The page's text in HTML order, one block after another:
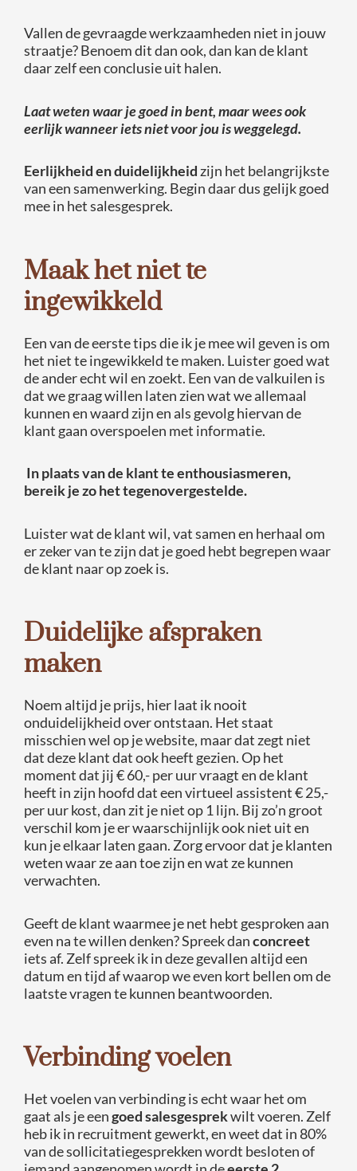
Vallen de gevraagde werkzaamheden niet in jouw
straatje? Benoem dit dan ook, dan kan de klant
daar zelf een conclusie uit halen.
Laat weten waar je goed in bent, maar wees ook
eerlijk wanneer iets niet voor jou is weggelegd.
Eerlijkheid en duidelijkheid zijn het belangrijkste
van een samenwerking. Begin daar dus gelijk goed
mee in het salesgesprek.
Maak het niet te
ingewikkeld
Een van de eerste tips die ik je mee wil geven is om
het niet te ingewikkeld te maken. Luister goed wat
de ander echt wil en zoekt. Een van de valkuilen is
dat we graag willen laten zien wat we allemaal
kunnen en waard zijn en als gevolg hiervan de
klant gaan overspoelen met informatie.
In plaats van de klant te enthousiasmeren,
bereik je zo het tegenovergestelde.
Luister wat de klant wil, vat samen en herhaal om
er zeker van te zijn dat je goed hebt begrepen waar
de klant naar op zoek is.
Duidelijke afspraken
maken
Noem altijd je prijs, hier laat ik nooit
onduidelijkheid over ontstaan. Het staat
misschien wel op je website, maar dat zegt niet
dat deze klant dat ook heeft gezien. Op het
moment dat jij € 60,- per uur vraagt en de klant
heeft in zijn hoofd dat een virtueel assistent € 25,-
per uur kost, dan zit je niet op 1 lijn. Bij zo’n groot
verschil kom je er waarschijnlijk ook niet uit en
kun je elkaar laten gaan. Zorg ervoor dat je klanten
weten waar ze aan toe zijn en wat ze kunnen
verwachten.
Geeft de klant waarmee je net hebt gesproken aan
even na te willen denken? Spreek danconcreet
iets af. Zelf spreek ik in deze gevallen altijd een
datum en tijd af waarop we even kort bellen om de
laatste vragen te kunnen beantwoorden.
Verbinding voelen
Het voelen van verbinding is echt waar het om
gaat als je eengoed salesgesprekwilt voeren. Zelf
heb ik in recruitment gewerkt, en weet dat in 80%
van de sollicitatiegesprekken wordt besloten of